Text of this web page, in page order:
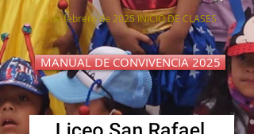
4 de febrero de 2025 INICIO DE CLASES
MANUAL DE CONVIVENCIA 2025